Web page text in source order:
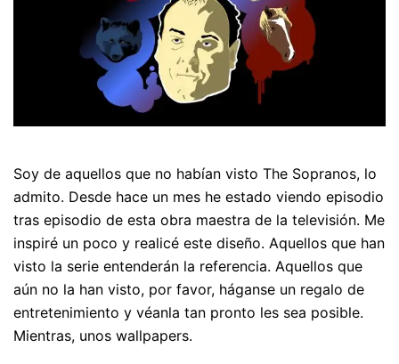
Soy de aquellos que no habían visto The Sopranos, lo
admito. Desde hace un mes he estado viendo episodio
tras episodio de esta obra maestra de la televisión. Me
inspiré un poco y realicé este diseño. Aquellos que han
visto la serie entenderán la referencia. Aquellos que
aún no la han visto, por favor, háganse un regalo de
entretenimiento y véanla tan pronto les sea posible.
Mientras, unos wallpapers.